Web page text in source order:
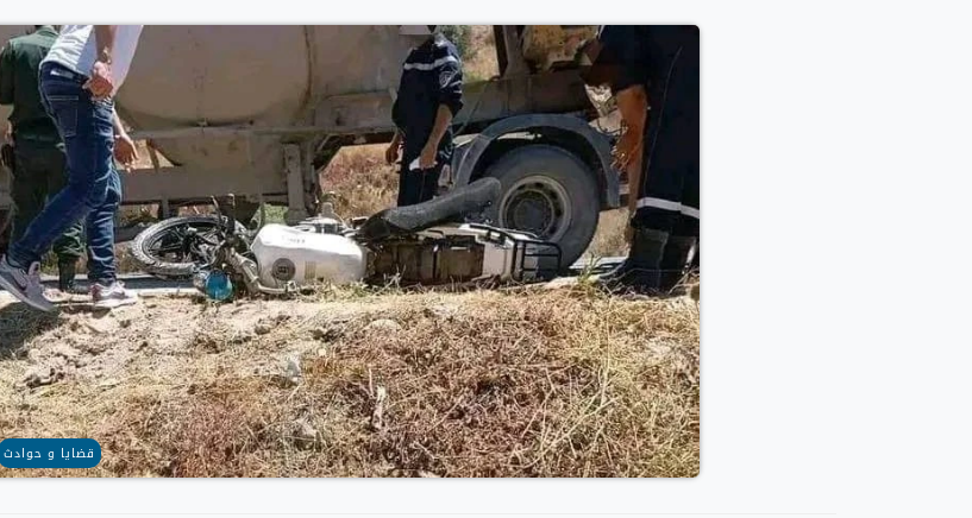
قضايا و حوادث